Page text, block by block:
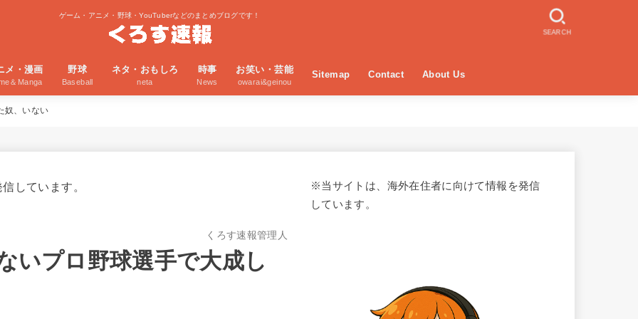
ゲーム・アニメ・野球・YouTuberなどのまとめブログです！
メ・漫画
＆Manga
野球
Baseball
ネタ・おもしろ
neta
時事
News
お笑い・芸能
owarai&geinou
Sitemap Contact About Us
SEARCH
奴、いない
しています。
くろす速報管理人
いプロ野球選手で大成し
※当サイトは、海外在住者に向けて情報を発信
しています。